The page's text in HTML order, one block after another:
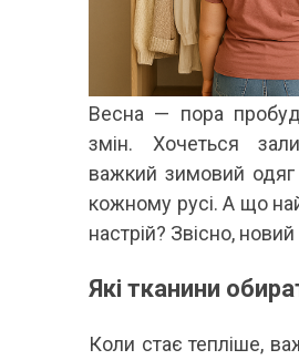
після обіду приходить сильний...
Весна — пора
змін. Хочеться
важкий зимовий одяг
кожному русі. А що
настрій? Звісно,
Які тканини
Коли стає тепліше,